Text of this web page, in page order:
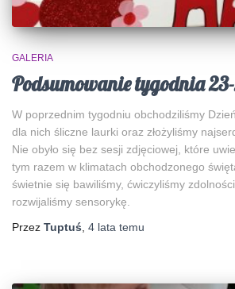
GALERIA
Podsumowanie tygodnia
W poprzednim tygodniu obchodziliśmy
dla nich śliczne laurki oraz złożyliśmy
Nie obyło się bez sesji zdjęciowej, które
tym razem w klimatach obchodzonego
świetnie się bawiliśmy, ćwiczyliśmy
rozwijaliśmy sensorykę.
Przez Tuptuś 4 lata temu